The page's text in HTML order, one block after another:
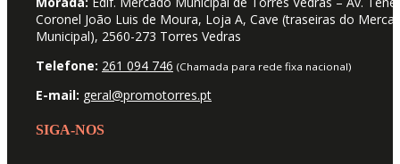
Coronel João Luis de Moura, Loja A, Cave (traseiras do
Municipal), 2560-273 Torres Vedras
Telefone: 261 094 746 (Chamada para rede fixa nacional)
E-mail: geral@promotorres.pt
SIGA-NOS